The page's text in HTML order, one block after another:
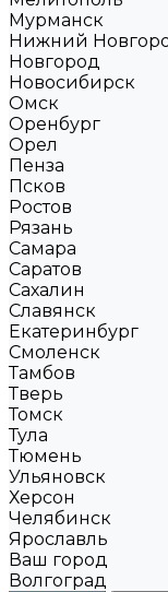
Мурманск
Нижний
Новгород
Новосибирск
Омск
Оренбург
Орел
Пенза
Псков
Ростов
Рязань
Самара
Саратов
Сахалин
Славянск
Екатеринбург
Смоленск
Тамбов
Тверь
Томск
Тула
Тюмень
Ульяновск
Херсон
Челябинск
Ярославль
Ваш город
Волгоград